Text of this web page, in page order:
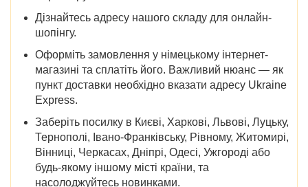
Дізнайтесь адресу нашого складу для онлайн-
шопінгу.
Оформіть замовлення у німецькому інтернет-
магазині та сплатіть його. Важливий нюанс — як
пункт доставки необхідно вказати адресу Ukraine
Express.
Заберіть посилку в Києві, Харкові, Львові, Луцьку,
Тернополі, Івано-Франківську, Рівному, Житомирі,
Вінниці, Черкасах, Дніпрі, Одесі, Ужгороді або
будь-якому іншому місті країни, та
насолоджуйтесь новинками.